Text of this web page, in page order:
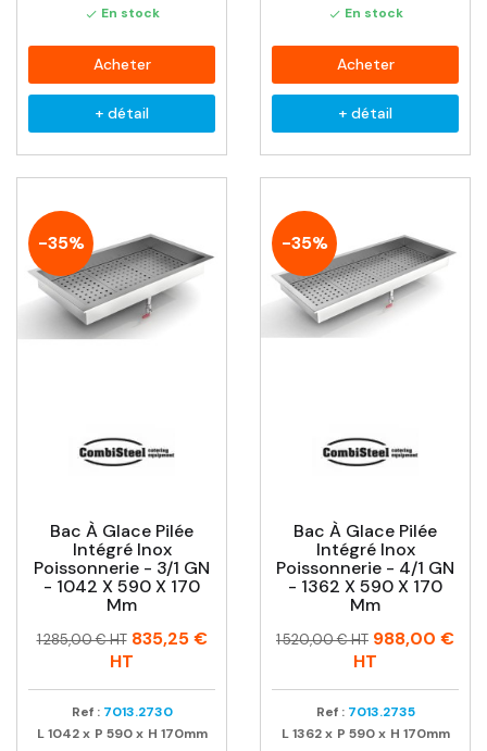
 En stock
Acheter
+ détail
 En stock
Acheter
+ détail
-35%
Bac À Glace Pilée
Intégré Inox
Poissonnerie - 3/1 GN
- 1042 X 590 X 170
Mm
Prix
Prix
1 285,00 € HT 835,25 €
HT
Ref : 7013.2730
L 1042 x P 590 x H 170mm
-35%
Bac À Glace Pilée
Intégré Inox
Poissonnerie - 4/1 GN
- 1362 X 590 X 170
Mm
Prix
Prix
1 520,00 € HT 988,00 €
HT
Ref : 7013.2735
L 1362 x P 590 x H 170mm